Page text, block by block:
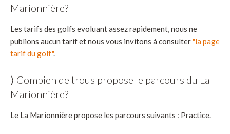
Marionnière?
Les tarifs des golfs evoluant assez rapidement, nous ne
publions aucun tarif et nous vous invitons à consulter"la page
tarif du golf".
⟩ Combien de trous propose le parcours du La
Marionnière?
Le La Marionnière propose les parcours suivants : Practice.